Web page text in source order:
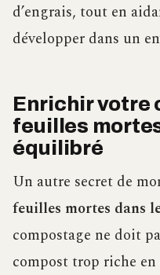
d’engrais, tout en
développer dans un
Enrichir votre
feuilles
équilibré
Un autre secret de
feuilles mortes dans
compostage ne doit
compost trop riche